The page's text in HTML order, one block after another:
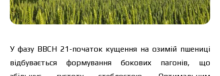
У фазу ВВСН 21-початок кущення на озимій пшениці
відбувається формування бокових пагонів, що